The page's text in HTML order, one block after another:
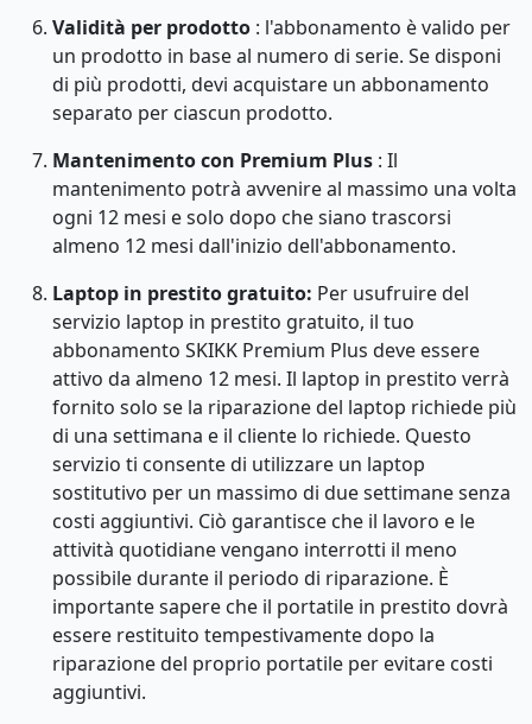
Validità per prodotto : l'abbonamento è valido per
un prodotto in base al numero di serie. Se disponi
di più prodotti, devi acquistare un abbonamento
separato per ciascun prodotto.
Mantenimentocon Premium Plus : Il
mantenimento potrà avvenire al massimo una volta
ogni 12 mesi e solo dopo che siano trascorsi
almeno 12 mesi dall'inizio dell'abbonamento.
Laptop in prestito gratuito: Per usufruire del
servizio laptop in prestito gratuito, il tuo
abbonamento SKIKK Premium Plus deve essere
attivo da almeno 12 mesi. Il laptop in prestito verrà
fornito solo se la riparazione del laptop richiede più
di una settimana e il cliente lo richiede. Questo
servizio ti consente di utilizzare un laptop
sostitutivo per un massimo di due settimane senza
costi aggiuntivi. Ciò garantisce che il lavoro e le
attività quotidiane vengano interrotti il ​​meno
possibile durante il periodo di riparazione. È
importante sapere che il portatile in prestito dovrà
essere restituito tempestivamente dopo la
riparazione del proprio portatile per evitare costi
aggiuntivi.